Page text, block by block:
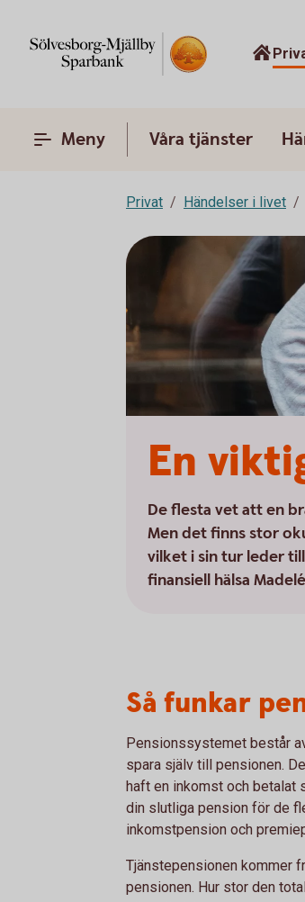
Meny Våra tjänster
Privat Händelser i livet
En
De flesta vet att en
Men det finns stor
vilket i sin tur leder
finansiell hälsa
Så funkar
Pensionssystemet består
spara själv till pensionen.
haft en inkomst och betalat
din slutliga pension för de
inkomstpension och
Tjänstepensionen kommer
pensionen. Hur stor den